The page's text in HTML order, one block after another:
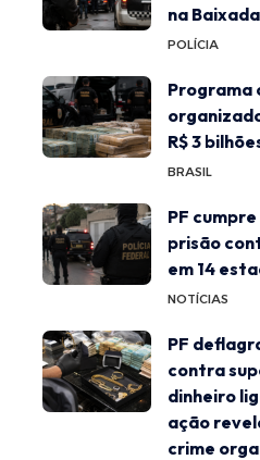
na
POLÍCIA
Programa
R$ 3
BRASIL
PF
prisão
em 14
NOTÍCIAS
PF
contra
dinheiro
ação
crime